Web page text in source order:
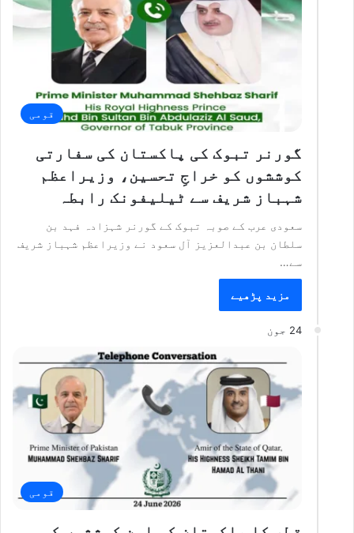
قومی
گورنر تبوک کی پاکستان کی سفارتی
کوششوں کو خراجِ تحسین، وزیراعظم
شہباز شریف سے ٹیلیفونک رابطہ
سعودی عرب کے صوبہ تبوک کے گورنر شہزادہ فہد بن
سلطان بن عبدالعزیز آل سعود نے وزیراعظم شہباز شریف
سے…
مزید پڑھیے
24 جون
قومی